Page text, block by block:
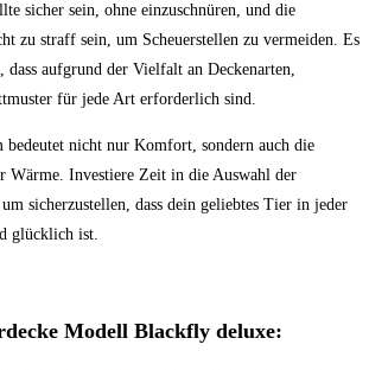
sicher sein, ohne einzuschnüren, und die
zu straff sein, um Scheuerstellen zu vermeiden. Es
dass aufgrund der Vielfalt an Deckenarten,
für jede Art erforderlich sind.
bedeutet nicht nur Komfort, sondern auch die
Wärme. Investiere Zeit in die Auswahl der
sicherzustellen, dass dein geliebtes Tier in jeder
glücklich ist.
Modell Blackfly deluxe: